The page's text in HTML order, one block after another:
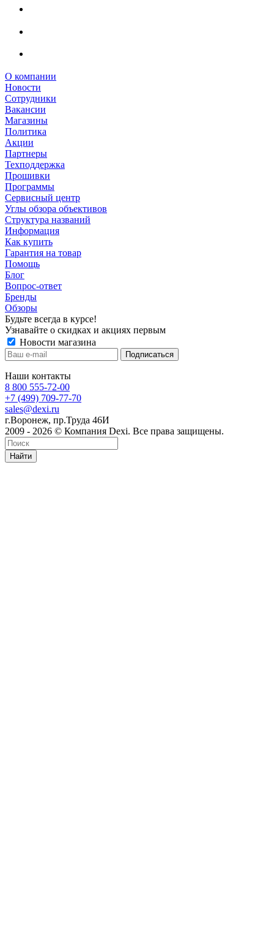
О компании
Новости
Сотрудники
Вакансии
Магазины
Политика
Акции
Партнеры
Техподдержка
Прошивки
Программы
Сервисный центр
Углы обзора объективов
Структура названий
Информация
Как купить
Гарантия на товар
Помощь
Блог
Вопрос-ответ
Бренды
Обзоры
Будьте всегда в курсе!
Узнавайте о скидках и акциях первым
Новости магазина
Наши контакты
8 800 555-72-00
+7 (499) 709-77-70
sales@dexi.ru
г.Воронеж, пр.Труда 46И
2009 - 2026 © Компания Dexi. Все права защищены.
Найти